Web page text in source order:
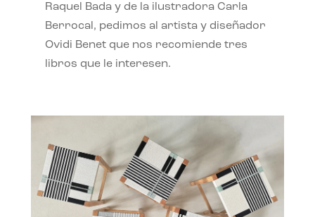
Raquel Bada y de la ilustradora Carla
Berrocal, pedimos al artista y diseñador
Ovidi Benet que nos recomiende tres
libros que le interesen.